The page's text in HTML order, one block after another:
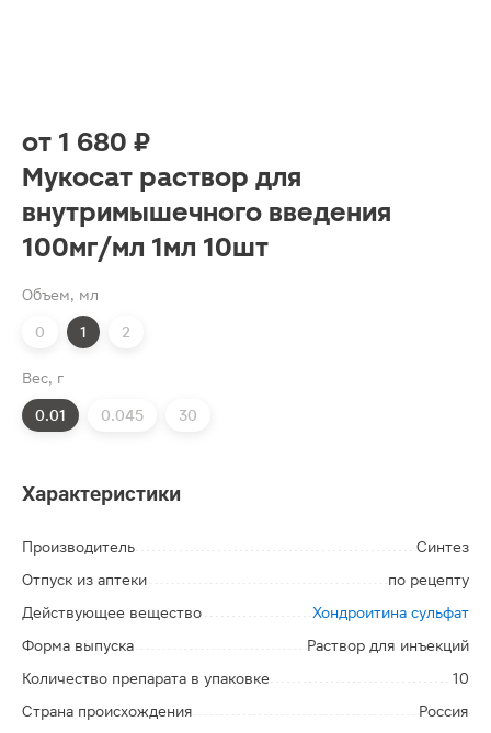
от 1 680 ₽
Мукосат раствор для
внутримышечного введения
100мг/мл 1мл 10шт
Объем, мл
0 1 2
Вес, г
0.01 0.045 30
Характеристики
Производитель
Синтез
Отпуск из аптеки
по рецепту
Действующее вещество
Хондроитина сульфат
Форма выпуска
Раствор для инъекций
Количество препарата в упаковке
10
Страна происхождения
Россия